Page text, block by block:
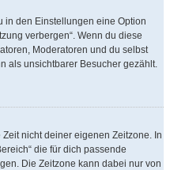
in den Einstellungen eine Option
verbergen“. Wenn du diese
Moderatoren und du selbst
als unsichtbarer Besucher gezählt.
nicht deiner eigenen Zeitzone. In
die für dich passende
Die Zeitzone kann dabei nur von